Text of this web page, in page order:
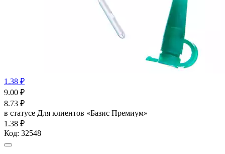
1.38 ₽
9.00 ₽
8.73 ₽
в статусе Для клиентов «Базис Премиум»
1.38 ₽
Код: 32548